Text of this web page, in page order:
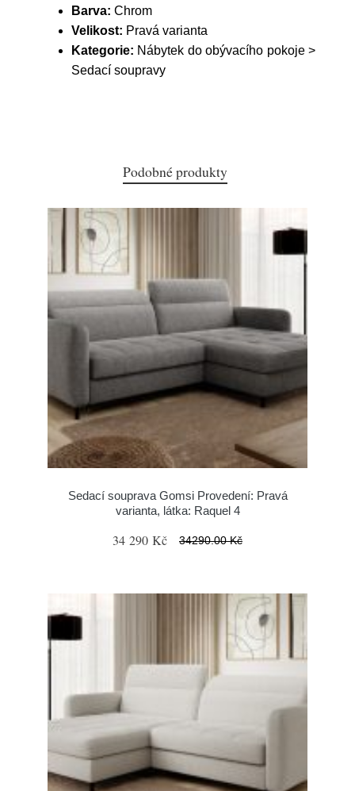
Barva: Chrom
Velikost: Pravá varianta
Kategorie: Nábytek do obývacího pokoje >
Sedací soupravy
Podobné produkty
Sedací souprava Gomsi Provedení: Pravá
varianta, látka: Raquel 4
34 290 Kč 34290.00 Kč